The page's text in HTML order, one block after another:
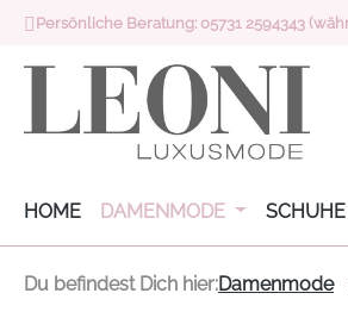
Hauptinhalt springen
Zur Suche springen
Zur Hauptnavigation springen
Persönliche Beratung: 05731 2594343
HOME DAMENMODE SCHUHE
Du befindest Dich hier:Damenmode